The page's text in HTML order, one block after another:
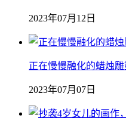
2023年07月12日
正在慢慢融化的蜡烛
2023年07月07日